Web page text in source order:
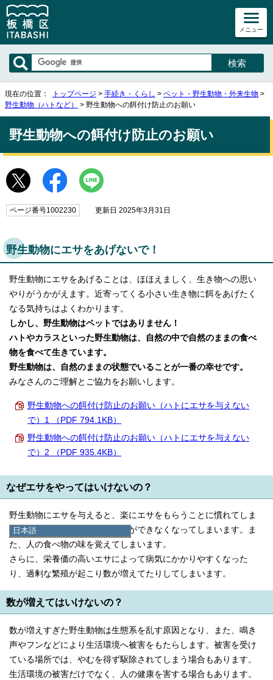
メニュー
日本語
日本語
English
한국어
简体中文
繁體中文
現在の位置： トップページ > 手続き・くらし > ペット・野生動物・外来生物 >
野生動物（ハトなど）
> 野生動物への餌付け防止のお願い
野生動物への餌付け防止のお願い
ページ番号1002230 更新日 2025年3月31日
野生動物にエサをあげないで！
野生動物にエサをあげることは、ほほえましく、生き物への思い
やりがうかがえます。近寄ってくる小さい生き物に餌をあげたく
なる気持ちはよくわかります。
しかし、野生動物はペットではありません！
ハトやカラスといった野生動物は、自然の中で自然のままの食べ
物を食べて生きています。
野生動物は、自然のままの状態でいることが一番の幸せです。
みなさんのご理解とご協力をお願いします。
野生動物への餌付け防止のお願い（ハトにエサを与えない
で）1 （PDF 794.1KB）
野生動物への餌付け防止のお願い（ハトにエサを与えない
で）2 （PDF 935.4KB）
なぜエサをやってはいけないの？
野生動物にエサを与えると、楽にエサをもらうことに慣れてしま
い、自然の中でエサを探すことができなくなってしまいます。ま
た、人の食べ物の味を覚えてしまいます。
さらに、栄養価の高いエサによって病気にかかりやすくなった
り、過剰な繁殖が起こり数が増えてたりしてしまいます。
数が増えてはいけないの？
数が増えすぎた野生動物は生態系を乱す原因となり、また、鳴き
声やフンなどにより生活環境へ被害をもたらします。被害を受け
ている場所では、やむを得ず駆除されてしまう場合もあります。
生活環境の被害だけでなく、人の健康を害する場合もあります。